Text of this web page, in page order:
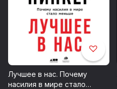
Лучшее в нас. Почему
насилия в мире стало